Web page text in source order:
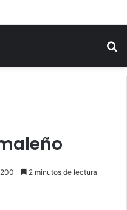
200 2 minutos de lectura